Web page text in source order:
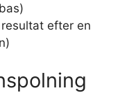
efter en